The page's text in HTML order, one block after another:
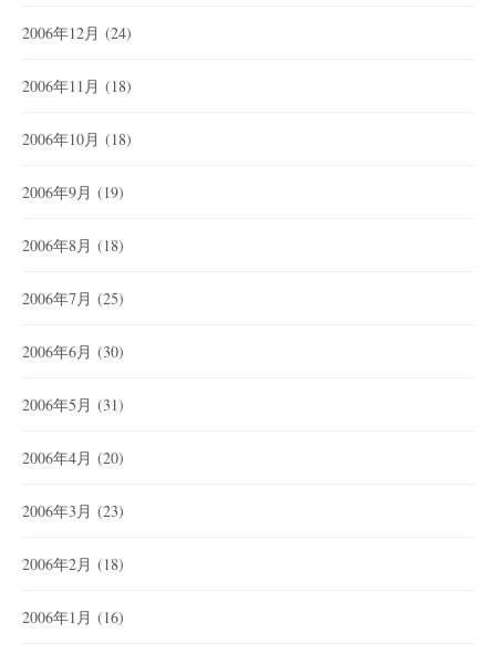
2006年12月 (24)
2006年11月 (18)
2006年10月 (18)
2006年9月 (19)
2006年8月 (18)
2006年7月 (25)
2006年6月 (30)
2006年5月 (31)
2006年4月 (20)
2006年3月 (23)
2006年2月 (18)
2006年1月 (16)